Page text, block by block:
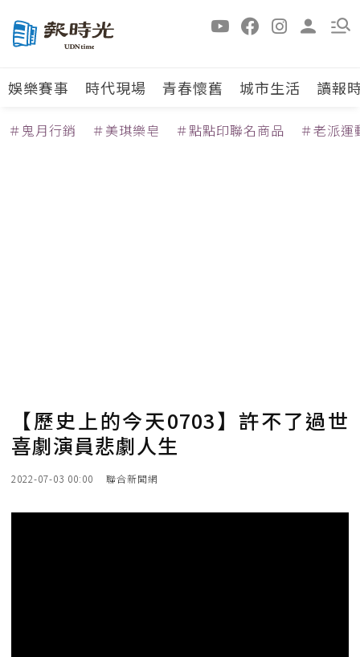
娛樂賽事 時代現場 青春懷舊 城市生活 讀報
＃鬼月行銷 ＃美琪樂皂 ＃點點印聯名商品 ＃老派運
【歷史上的今天0703】許不了過世
喜劇演員悲劇人生
2022-07-03 00:00 聯合新聞網